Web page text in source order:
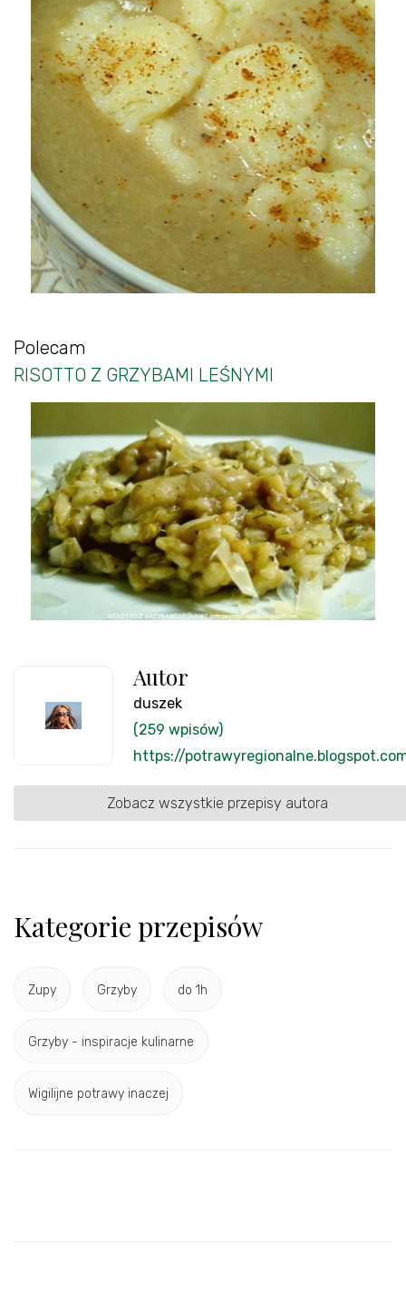
Polecam
RISOTTO Z GRZYBAMI LEŚNYMI
Autor
duszek
(259 wpisów)
https://
Zobacz wszystkie przepisy autora
Kategorie przepisów
Zupy Grzyby do 1h
Grzyby - inspiracje kulinarne
Wigilijne potrawy inaczej